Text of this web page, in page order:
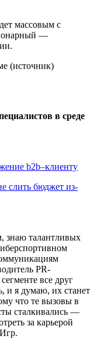
массовым с
—
(источник)
в среде
b2b–клиенту
слить бюджет из-
знаю талантливых
PR-
все друг
и я думаю, их станет
что те вызовы в
сталкивались —
за карьерой